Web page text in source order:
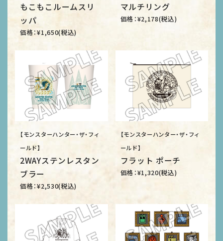
もこもこルームスリ
ッパ
価格：¥1,650(税込)
マルチリング
価格：¥2,178(税込)
【モンスターハンター・ザ・フィ
ールド】
2WAYステンレスタン
ブラー
価格：¥2,530(税込)
【モンスターハンター・ザ・フィ
ールド】
フラット ポーチ
価格：¥1,320(税込)